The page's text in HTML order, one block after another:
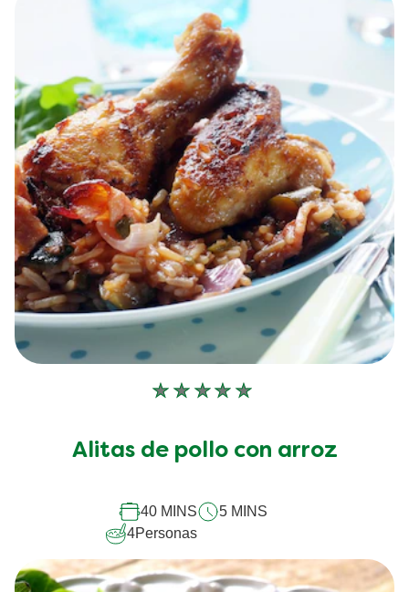
No
enviado
este
recipe
Alitas de pollo con arroz
40 MINS
5 MINS
4Personas